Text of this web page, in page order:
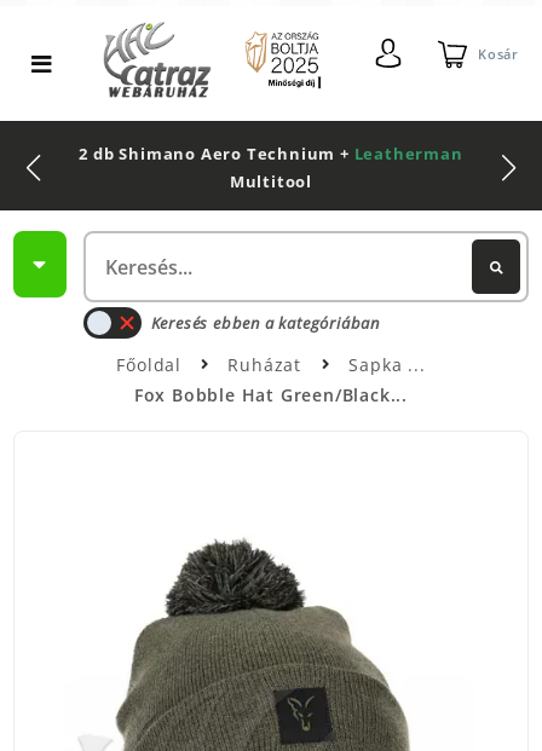
Kosár
2 db Shimano Aero Technium + Leatherman
Multitool
Keresés ebben a kategóriában
Főoldal Ruházat
Sapka
Fox Bobble Hat Green/Black...